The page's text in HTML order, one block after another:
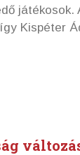
játékosok.
Kispéter